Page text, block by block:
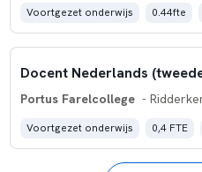
Voortgezet onderwijs 0.44fte
Docent Nederlands
Portus Farelcollege -
Voortgezet onderwijs 0,4 FTE